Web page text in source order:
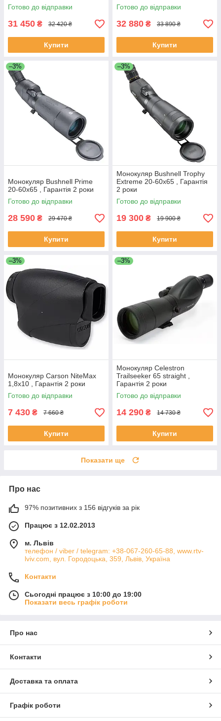
Готово до відправки
31 450 ₴ 32 420 ₴
Купити
Готово до відправки
32 880 ₴ 33 890 ₴
Купити
–3%
Монокуляр Bushnell Prime
20-60x65 , Гарантія 2 роки
Готово до відправки
28 590 ₴ 29 470 ₴
Купити
–3%
Монокуляр Bushnell Trophy
Extreme 20-60x65 , Гарантія
2 роки
Готово до відправки
19 300 ₴ 19 900 ₴
Купити
–3%
Монокуляр Carson NiteMax
1,8x10 , Гарантія 2 роки
Готово до відправки
7 430 ₴ 7 660 ₴
Купити
–3%
Монокуляр Celestron
Trailseeker 65 straight ,
Гарантія 2 роки
Готово до відправки
14 290 ₴ 14 730 ₴
Купити
Показати ще
Про нас
97% позитивних з 156 відгуків за рік
Працює з 12.02.2013
м. Львів
телефон / viber / telegram: +38-067-260-65-88, www.rtv-
lviv.com, вул. Городоцька, 359, Львів, Україна
Контакти
Сьогодні працює з 10:00 до 19:00
Показати весь графік роботи
Про нас
Контакти
Доставка та оплата
Графік роботи